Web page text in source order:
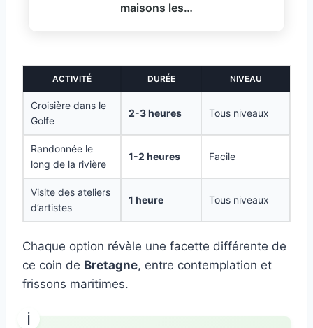
maisons les…
ACTIVITÉ DURÉE NIVEAU
Croisière dans le
Golfe
2-3 heures Tous niveaux
Randonnée le
long de la rivière
1-2 heures Facile
Visite des ateliers
d’artistes
1 heure Tous niveaux
Chaque option révèle une facette différente de
ce coin de Bretagne, entre contemplation et
frissons maritimes.